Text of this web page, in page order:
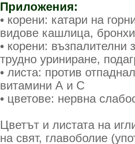
Приложения:
• корени: катари на
видове кашлица,
• корени:
трудно уриниране,
• листа: против
витамини А и С
• цветове: нервна
Цветът и листата на
на свят, главоболие